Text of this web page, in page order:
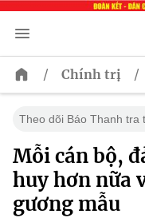
/ Chính trị /
Theo dõi Báo Thanh tra
Mỗi cán bộ,
huy hơn nữa
gương mẫu